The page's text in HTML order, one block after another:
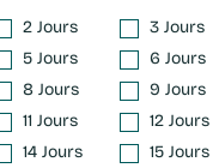
2 Jours
3 Jours
5 Jours
6 Jours
8 Jours
9 Jours
11 Jours
12 Jours
14 Jours
15 Jours